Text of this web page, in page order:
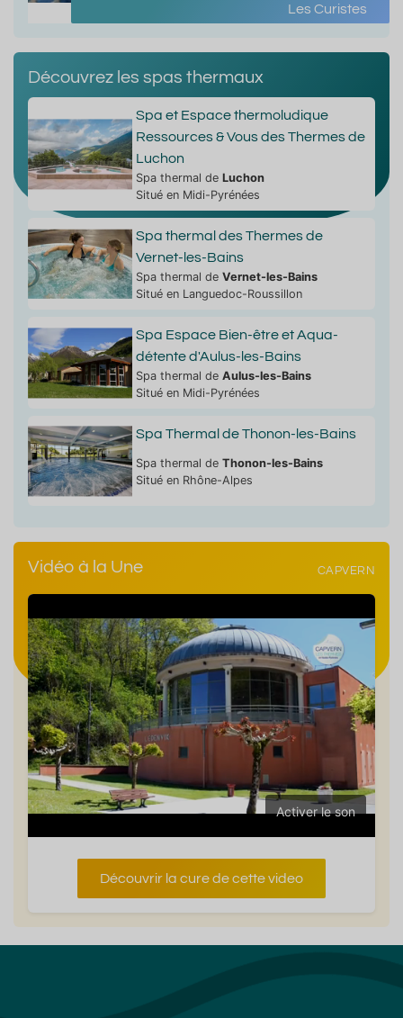
Les Curistes
Découvrez les spas thermaux
Spa et Espace thermoludique
Ressources & Vous des Thermes de
Luchon
Spa thermal de Luchon
Situé en Midi-Pyrénées
Spa thermal des Thermes de
Vernet-les-Bains
Spa thermal de Vernet-les-Bains
Situé en Languedoc-Roussillon
Spa Espace Bien-être et Aqua-
détente d'Aulus-les-Bains
Spa thermal de Aulus-les-Bains
Situé en Midi-Pyrénées
Spa Thermal de Thonon-les-Bains
Spa thermal de Thonon-les-Bains
Situé en Rhône-Alpes
Vidéo à la Une CAPVERN
Activer le son
Découvrir la cure de cette video